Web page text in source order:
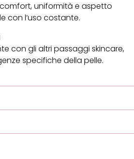
uniformità e aspetto
con l’uso costante.
con gli altri passaggi skincare,
specifiche della pelle.